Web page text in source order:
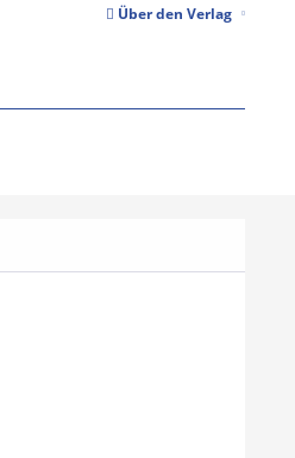
Über den Verlag